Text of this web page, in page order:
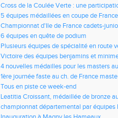
Cross de la Coulée Verte : une
Rendez-vous !
5 équipes médaillées en coupe de France
Championnat d'Ile de France cadets-
l'EASQY victorieuses
6 équipes en quête de podium
Plusieurs équipes de spécialité en route
France
Victoire des équipes benjamins et
Yvelines
4 nouvelles médailles pour les masters
1ère journée faste au ch. de France
d'argent
Tous en piste ce week-end
Leatitia Croissant, médaillée de bronze
de course de montagne
championnat départemental par